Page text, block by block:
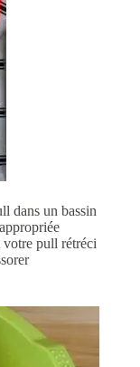
dans un bassin
votre pull rétréci